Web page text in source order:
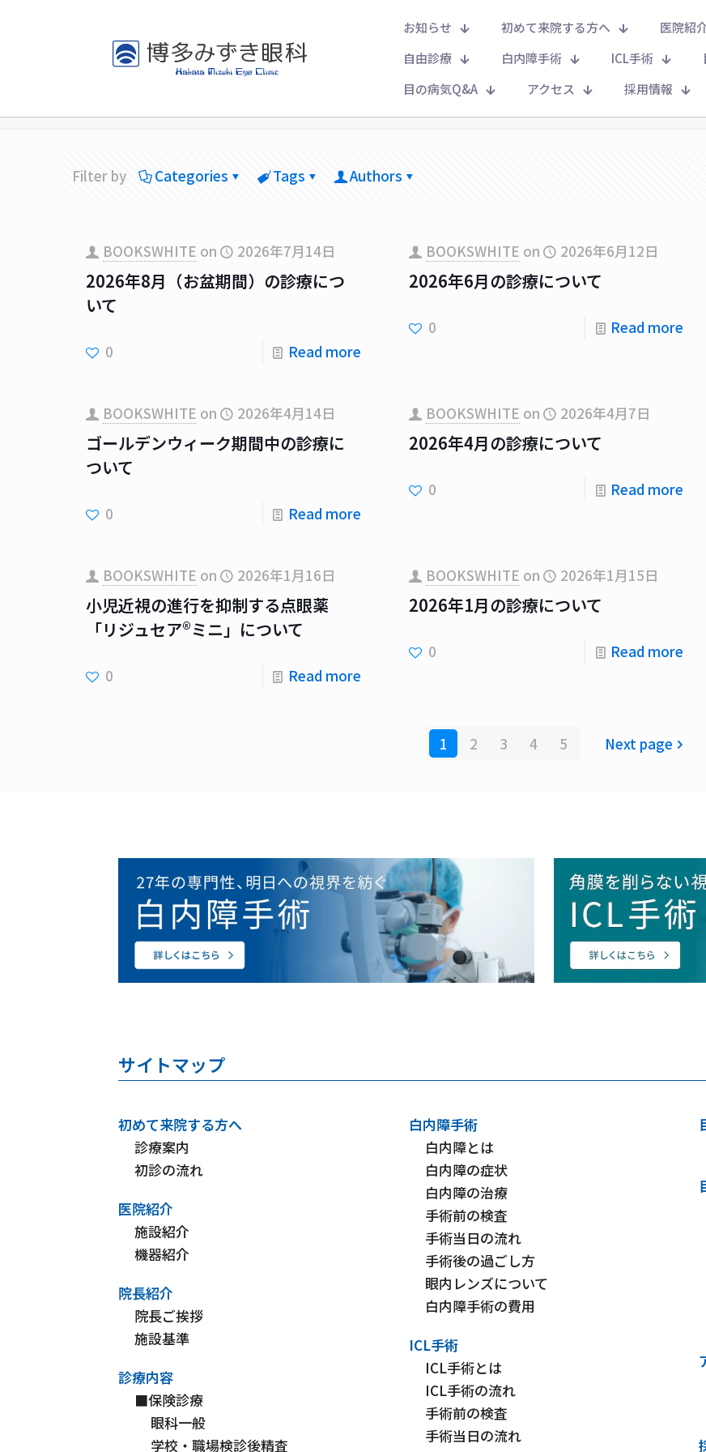
お知らせ 初めて来院する方へ 医院紹
自由診療
白内障手術 ICL手術
目の病気Q&A
アクセス 採用情報
BOOKSWHITE
Home BOOKSWHITE
Filter by Categories Tags Authors
BOOKSWHITE on 2026年7月14日
2026年8月（お盆期間）の診療につ
いて
0 Read more
BOOKSWHITE on 2026年6月12日
2026年6月の診療について
0 Read more
BOOKSWHITE on 2026年4月14日
ゴールデンウィーク期間中の診療に
ついて
0 Read more
BOOKSWHITE on 2026年4月7日
2026年4月の診療について
0 Read more
BOOKSWHITE on 2026年1月16日
小児近視の進行を抑制する点眼薬
「リジュセア®ミニ」について
0 Read more
BOOKSWHITE on 2026年1月15日
2026年1月の診療について
0 Read more
1 2 3 4 5 Next page
サイトマップ
初めて来院する方へ
診療案内
初診の流れ
医院紹介
施設紹介
機器紹介
院長紹介
院長ご挨拶
施設基準
診療内容
■保険診療
眼科一般
学校・職場検診後精査
白内障手術
白内障とは
白内障の症状
白内障の治療
手術前の検査
手術当日の流れ
手術後の過ごし方
眼内レンズについて
白内障手術の費用
ICL手術
ICL手術とは
ICL手術の流れ
手術前の検査
手術当日の流れ